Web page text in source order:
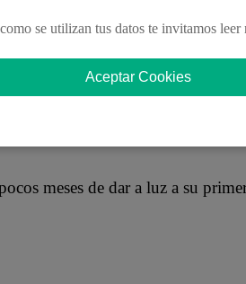
vestir de la chica reality y no
meses de dar a luz a su
se utilizan tus datos te invitamos leer
Aceptar Cookies